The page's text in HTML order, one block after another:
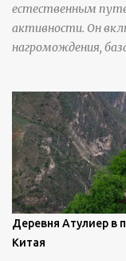
естественным
активности. Он
нагромождения,
Деревня Атулиер в
Китая